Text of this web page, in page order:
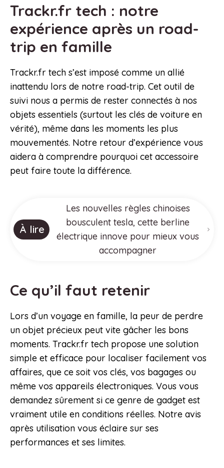
Trackr.fr tech : notre
expérience après un road-
trip en famille
Trackr.fr tech s’est imposé comme un allié
inattendu lors de notre road-trip. Cet outil de
suivi nous a permis de rester connectés à nos
objets essentiels (surtout les clés de voiture en
vérité), même dans les moments les plus
mouvementés. Notre retour d’expérience vous
aidera à comprendre pourquoi cet accessoire
peut faire toute la différence.
À lire
Les nouvelles règles chinoises
bousculent tesla, cette berline
électrique innove pour mieux vous
accompagner
Ce qu’il faut retenir
Lors d’un voyage en famille, la peur de perdre
un objet précieux peut vite gâcher les bons
moments. Trackr.fr tech propose une solution
simple et efficace pour localiser facilement vos
affaires, que ce soit vos clés, vos bagages ou
même vos appareils électroniques. Vous vous
demandez sûrement si ce genre de gadget est
vraiment utile en conditions réelles. Notre avis
après utilisation vous éclaire sur ses
performances et ses limites.